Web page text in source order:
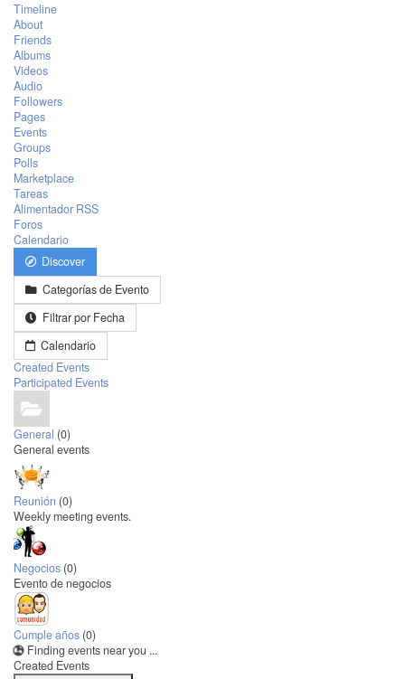
Timeline
About
Friends
Albums
Videos
Audio
Followers
Pages
Events
Groups
Polls
Marketplace
Tareas
Alimentador RSS
Foros
Calendario
Discover
Categorías de Evento
Filtrar por Fecha
Calendario
Created Events
Participated Events
General (0)
General events
Reunión (0)
Weekly meeting events.
Negocios (0)
Evento de negocios
Cumple años (0)
Finding events near you ...
Created Events